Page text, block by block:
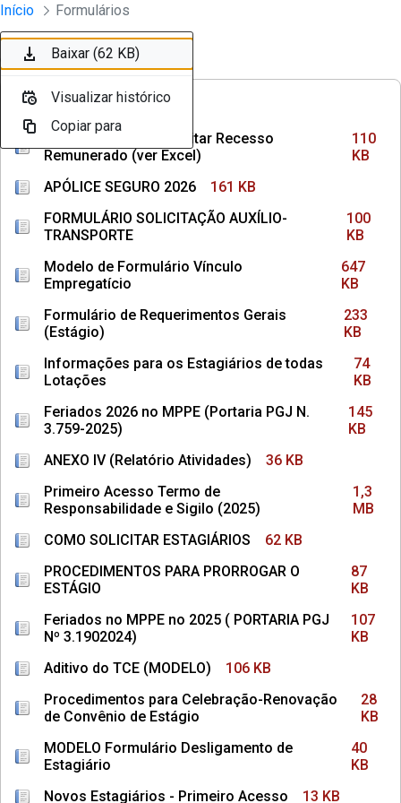
Pular para o Conteúdo principal
Divisão Minima - Escola Superior
Início Formulários
Ordenar Filtro
FREQUÊNCIAS
Como Calcular e Solicitar Recesso
Remunerado (ver Excel)
110
KB
APÓLICE SEGURO 2026
161 KB
FORMULÁRIO SOLICITAÇÃO AUXÍLIO-
TRANSPORTE
100
KB
Modelo de Formulário Vínculo
Empregatício
647
KB
Formulário de Requerimentos Gerais
(Estágio)
233
KB
Informações para os Estagiários de todas
Lotações
74
KB
Feriados 2026 no MPPE (Portaria PGJ N.
3.759-2025)
145
KB
ANEXO IV (Relatório Atividades)
36 KB
Primeiro Acesso Termo de
Responsabilidade e Sigilo (2025)
1,3
MB
COMO SOLICITAR ESTAGIÁRIOS
62 KB
PROCEDIMENTOS PARA PRORROGAR O
ESTÁGIO
87
KB
Feriados no MPPE no 2025 ( PORTARIA PGJ
Nº 3.1902024)
107
KB
Aditivo do TCE (MODELO)
106 KB
Procedimentos para Celebração-Renovação
de Convênio de Estágio
28
KB
MODELO Formulário Desligamento de
Estagiário
40
KB
Novos Estagiários - Primeiro Acesso
13 KB
Baixar (110 KB)
Visualizar histórico
Copiar para
Baixar (161 KB)
Visualizar histórico
Copiar para
Baixar (100 KB)
Visualizar histórico
Copiar para
Baixar (647 KB)
Visualizar histórico
Copiar para
Baixar (233 KB)
Visualizar histórico
Copiar para
Baixar (74 KB)
Visualizar histórico
Copiar para
Baixar (145 KB)
Visualizar histórico
Copiar para
Baixar (36 KB)
Visualizar histórico
Copiar para
Baixar (1,3 MB)
Visualizar histórico
Copiar para
Baixar (62 KB)
Visualizar histórico
Copiar para